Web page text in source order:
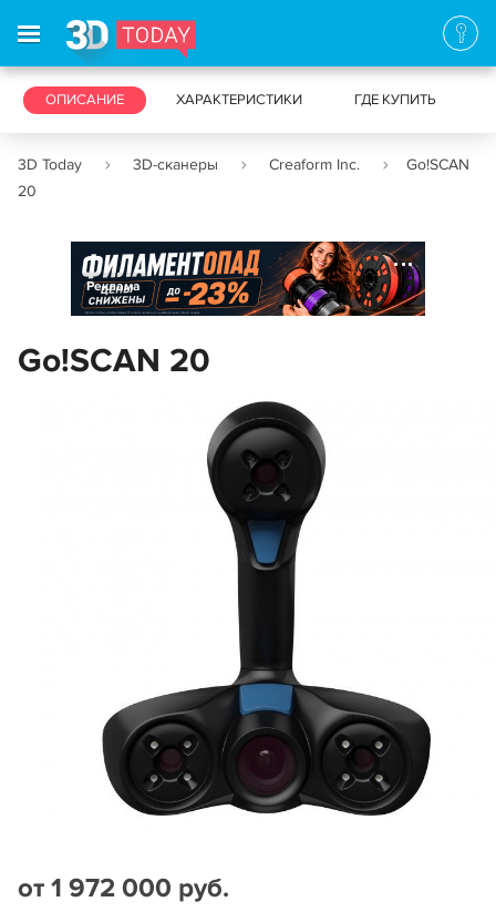
3D-ПРИНТЕРЫ 3D-СКАНЕРЫ
ОПИСАНИЕ ХАРАКТЕРИСТИКИ ГДЕ КУПИТЬ
3D Today 3D-сканеры Creaform Inc.
Go!SCAN
20
Реклама
Go!SCAN 20
от 1 972 000 руб.